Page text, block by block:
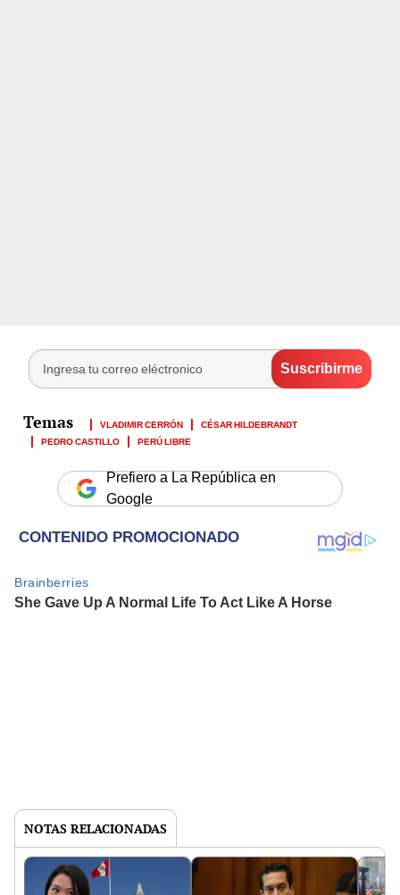
VLADIMIR CERRÓN
CÉSAR HILDEBRANDT
PEDRO CASTILLO
PERÚ LIBRE
Prefiero a La República en
Google
NOTAS RELACIONADAS